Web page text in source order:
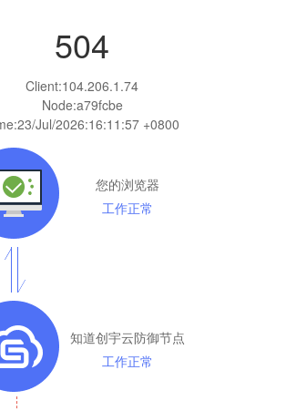
504
Client:104.206.1.74
Node:a79fcbe
23/Jul/2026:16:11:57 +0800
您的浏览器
工作正常
知道创宇云防御节点
工作正常